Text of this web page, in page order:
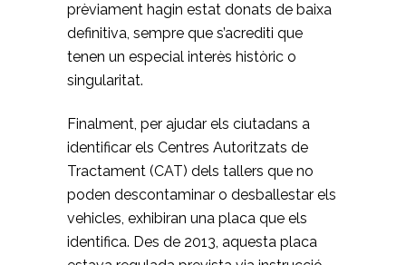
prèviament hagin estat donats de baixa
definitiva, sempre que s’acrediti que
tenen un especial interès històric o
singularitat.
Finalment, per ajudar els ciutadans a
identificar els Centres Autoritzats de
Tractament (CAT) dels tallers que no
poden descontaminar o desballestar els
vehicles, exhibiran una placa que els
identifica. Des de 2013, aquesta placa